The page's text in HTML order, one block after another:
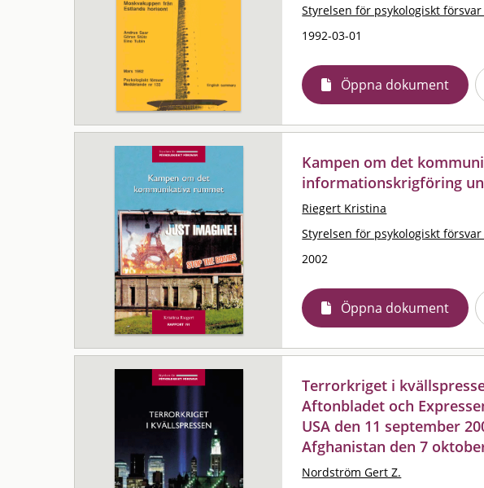
Styrelsen för psykologiskt försvar
1992-03-01
Öppna dokument
Kampen om det
informationskrigföring
Riegert Kristina
Styrelsen för psykologiskt försvar
2002
Öppna dokument
Terrorkriget i
Aftonbladet och
USA den 11 september
Afghanistan den 7
Nordström Gert Z.